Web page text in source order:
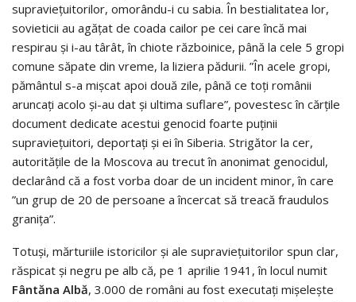
supraviețuitorilor, omorându-i cu sabia. În bestialitatea lor,
sovieticii au agățat de coada cailor pe cei care încă mai
respirau și i-au târât, în chiote războinice, până la cele 5 gropi
comune săpate din vreme, la liziera pădurii. ”În acele gropi,
pământul s-a mișcat apoi două zile, până ce toți românii
aruncați acolo și-au dat și ultima suflare”, povestesc în cărțile
document dedicate acestui genocid foarte puținii
supraviețuitori, deportați și ei în Siberia. Strigător la cer,
autoritățile de la Moscova au trecut în anonimat genocidul,
declarând că a fost vorba doar de un incident minor, în care
”un grup de 20 de persoane a încercat să treacă fraudulos
granița”.
Totuși, mărturiile istoricilor și ale supraviețuitorilor spun clar,
răspicat și negru pe alb că, pe 1 aprilie 1941, în locul numit
Fântăna Albă, 3.000 de români au fost executați mișelește